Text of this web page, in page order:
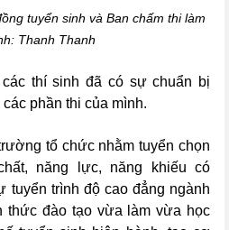
tuyển sinh và Ban chấm thi làm
Thanh Thanh
thí sinh đã có sự chuẩn bị
phần thi của mình.
tổ chức nhằm tuyển chọn
năng lực, năng khiếu có
tuyển trình độ cao đẳng ngành
thức đào tạo vừa làm vừa học